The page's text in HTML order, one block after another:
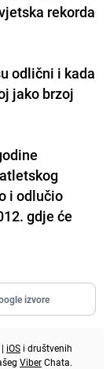
rekorda
odlični i kada
jako brzoj
i odlučio
gdje će
izvore
| iOS i društvenih
ViberChata.